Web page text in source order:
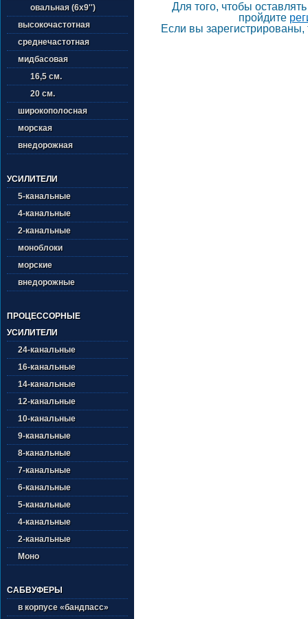
овальная (6х9'')
высокочастотная
среднечастотная
мидбасовая
16,5 см.
20 см.
широкополосная
морская
внедорожная
УСИЛИТЕЛИ
5-канальные
4-канальные
2-канальные
моноблоки
морские
внедорожные
ПРОЦЕССОРНЫЕ
УСИЛИТЕЛИ
24-канальные
16-канальные
14-канальные
12-канальные
10-канальные
9-канальные
8-канальные
7-канальные
6-канальные
5-канальные
4-канальные
2-канальные
Моно
САБВУФЕРЫ
в корпусе «бандпасс»
Для того, чтобы
пройдите
Если вы